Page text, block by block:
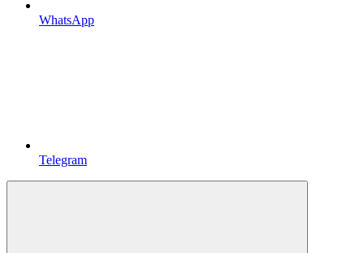
WhatsApp
Telegram